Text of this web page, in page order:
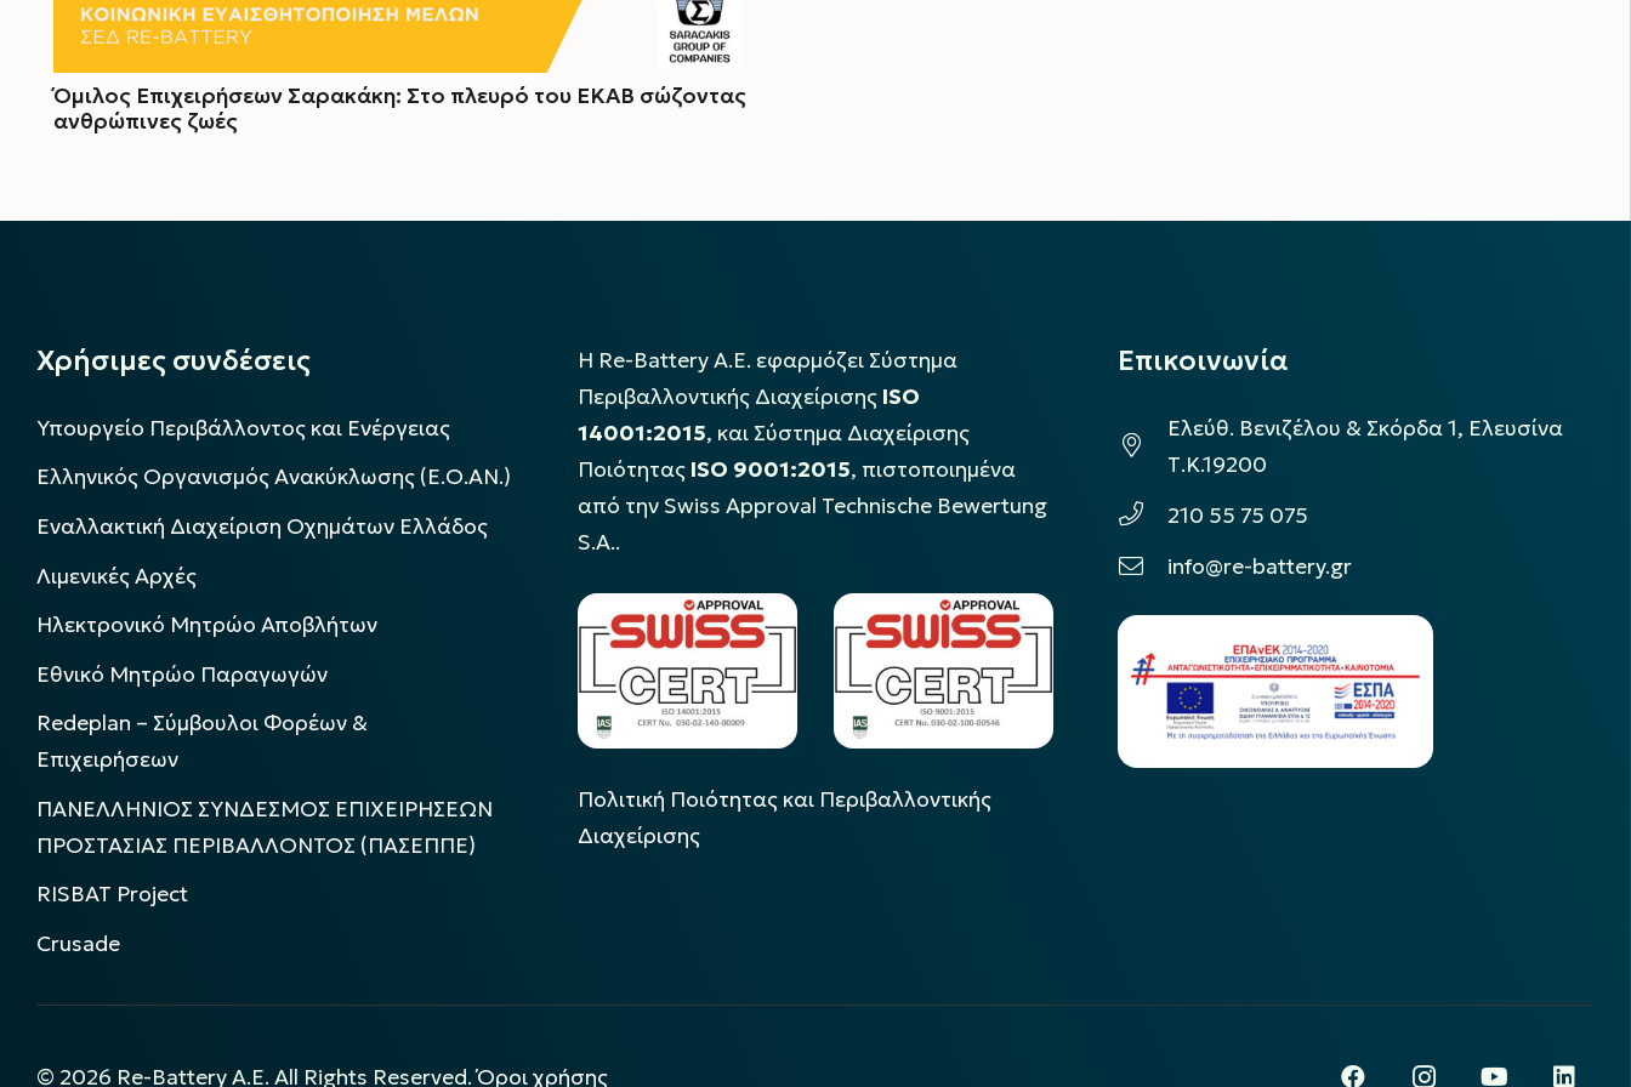
Όμιλος Επιχειρήσεων Σαρακάκη: Στο πλευρό του ΕΚΑΒ σώζοντας
ανθρώπινες ζωές
Χρήσιμες συνδέσεις
Υπουργείο Περιβάλλοντος και Ενέργειας
Ελληνικός Οργανισμός Ανακύκλωσης (Ε.Ο.ΑΝ.)
Εναλλακτική Διαχείριση Οχημάτων Ελλάδος
Λιμενικές Αρχές
Ηλεκτρονικό Μητρώο Αποβλήτων
Εθνικό Μητρώο Παραγωγών
Redeplan – Σύμβουλοι Φορέων &
Επιχειρήσεων
ΠΑΝΕΛΛΗΝΙΟΣ ΣΥΝΔΕΣΜΟΣ ΕΠΙΧΕΙΡΗΣΕΩΝ
ΠΡΟΣΤΑΣΙΑΣ ΠΕΡΙΒΑΛΛΟΝΤΟΣ (ΠΑΣΕΠΠΕ)
RISBAT Project
Crusade
Η Re-Battery Α.Ε. εφαρμόζει Σύστημα
Περιβαλλοντικής Διαχείρισης ISO
14001:2015, και Σύστημα Διαχείρισης
Ποιότητας ISO 9001:2015, πιστοποιημένα
από την Swiss Approval Technische Bewertung
S.A..
Πολιτική Ποιότητας και Περιβαλλοντικής
Διαχείρισης
Επικοινωνία
Ελεύθ. Βενιζέλου & Σκόρδα 1, Ελευσίνα
Τ.Κ.19200
210 55 75 075
info@re-battery.gr
© 2026 Re-Battery A.E. All Rights Reserved.Όροι χρήσης